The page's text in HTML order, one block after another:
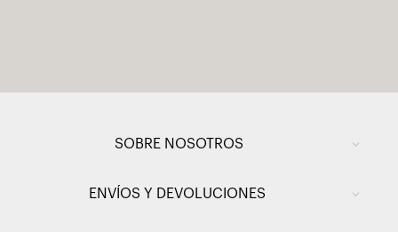
SOBRE NOSOTROS
ENVÍOS Y DEVOLUCIONES